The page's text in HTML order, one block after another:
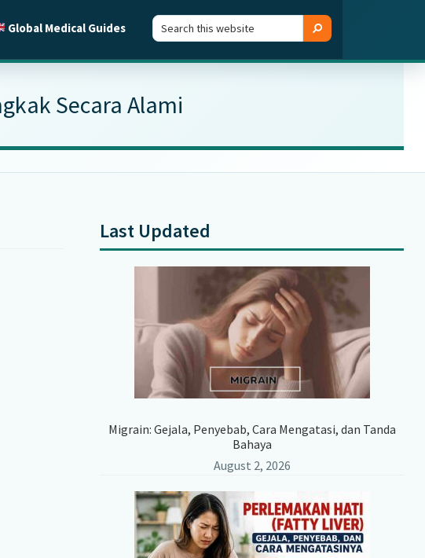
Global Medical Guides
Search
this
Search
Secara Alami
Primary
Sidebar
Last Updated
Migrain: Gejala, Penyebab, Cara Mengatasi, dan Tanda
Bahaya
August 2, 2026